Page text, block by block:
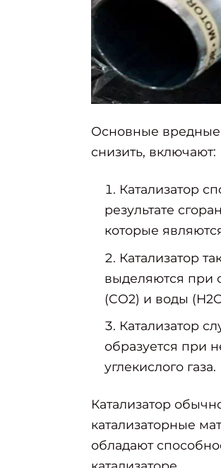
Основные вредные
снизить, включают:
Катализатор
результате
которые
Катализатор
выделяются при
(CO2) и воды
Катализатор
образуется при
углекислого газа.
Катализатор
катализаторные
обладают
Найти: